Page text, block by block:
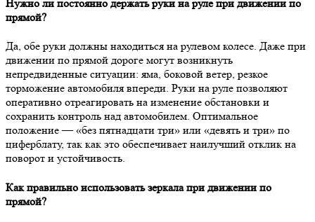
Нужно ли постоянно держать руки на руле при движении по
прямой?
Да, обе руки должны находиться на рулевом колесе. Даже при
движении по прямой дороге могут возникнуть
непредвиденные ситуации: яма, боковой ветер, резкое
торможение автомобиля впереди. Руки на руле позволяют
оперативно отреагировать на изменение обстановки и
сохранить контроль над автомобилем. Оптимальное
положение — «без пятнадцати три» или «девять и три» по
циферблату, так как это обеспечивает наилучший отклик на
поворот и устойчивость.
Как правильно использовать зеркала при движении по
прямой?